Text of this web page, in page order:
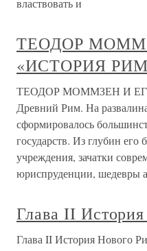
властвовать и
ТЕОДОР
«ИСТОРИЯ
ТЕОДОР МОММЗЕН И
Древний Рим. На
сформировалось
государств. Из глубин
учреждения, зачатки
юриспруденции, шедевры
Глава II
Глава II История Нового